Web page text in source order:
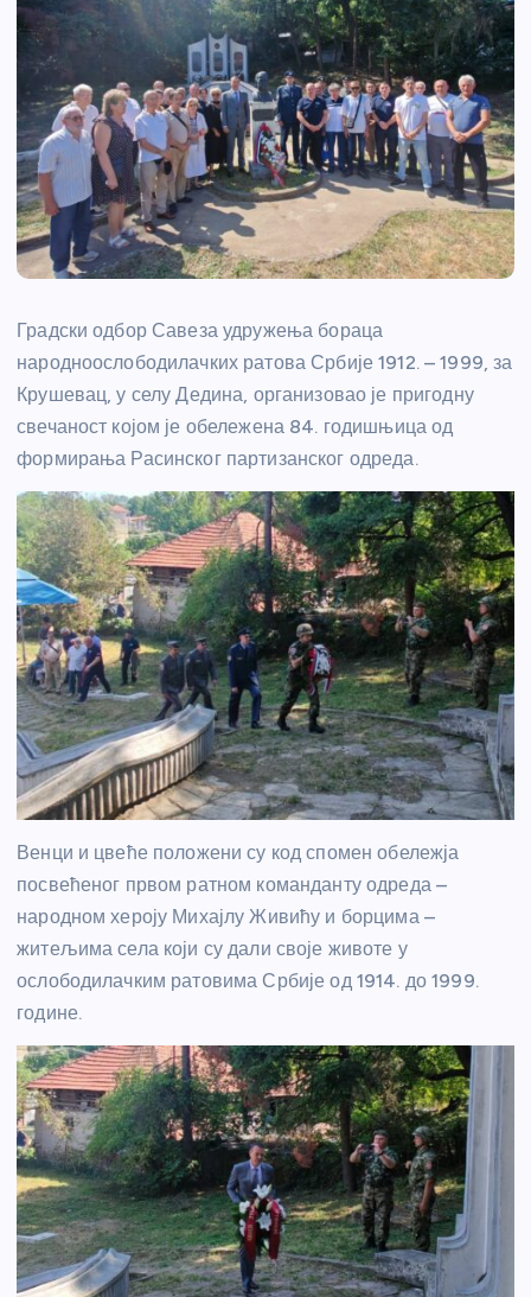
Градски одбор Савеза удружења бораца
народноослободилачких ратова Србије 1912. – 1999, за
Крушевац, у селу Дедина, организовао је пригодну
свечаност којом је обележена 84. годишњица од
формирања Расинског партизанског одреда.
Венци и цвеће положени су код спомен обележја
посвећеног првом ратном команданту одреда –
народном хероју Михајлу Живићу и борцима –
житељима села који су дали своје животе у
ослободилачким ратовима Србије од 1914. до 1999.
године.